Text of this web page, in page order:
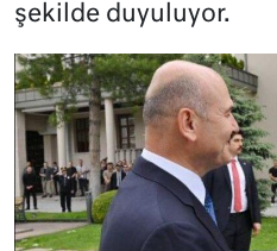
şekilde duyuluyor.